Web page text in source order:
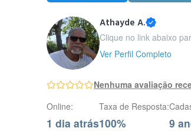
Athayde A.
Clique no link abaixo
Ver Perfil Completo
Nenhuma avaliação
Online:
1 dia atrás
Taxa de Resposta:
100% 9